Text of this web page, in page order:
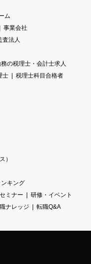
ム
事業会社
査法人
の税理士・会計士求人
士
税理士科目合格者
）
キング
ミナー
研修・イベント
ナレッジ 転職Q&A